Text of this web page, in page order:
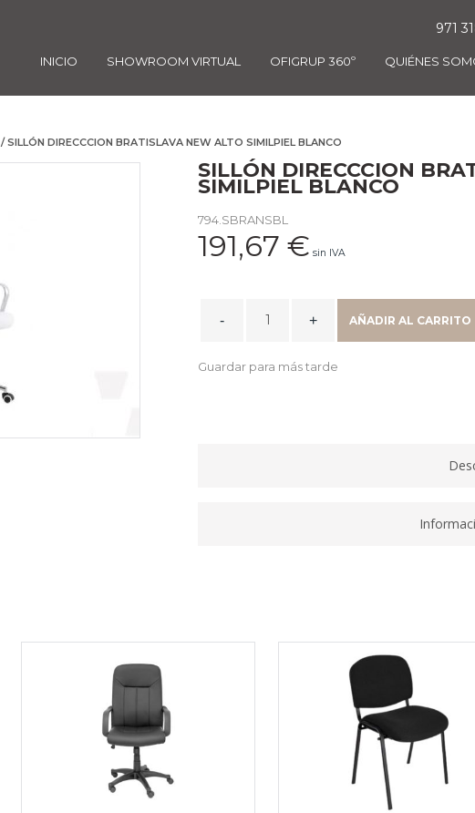
INICIO SHOWROOM VIRTUAL OFIGRUP 360º QUIÉNES
971
/ SILLÓN DIRECCCION BRATISLAVA NEW ALTO SIMILPIEL BLANCO
SILLÓN DIRECCCION
SIMILPIEL BLANCO
794.SBRANSBL
191,67 € sin IVA
NEW
AÑADIR AL CARRITO
Guardar para más tarde